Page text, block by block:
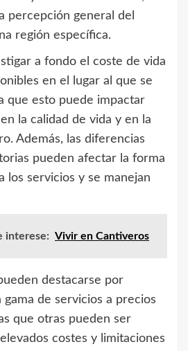
percepción general del
región específica.
a fondo el coste de vida
en el lugar al que se
que esto puede impactar
la calidad de vida y en la
Además, las diferencias
pueden afectar la forma
los servicios y se manejan
interese: Vivir en Cantiveros
destacarse por
de servicios a precios
que otras pueden ser
costes y limitaciones